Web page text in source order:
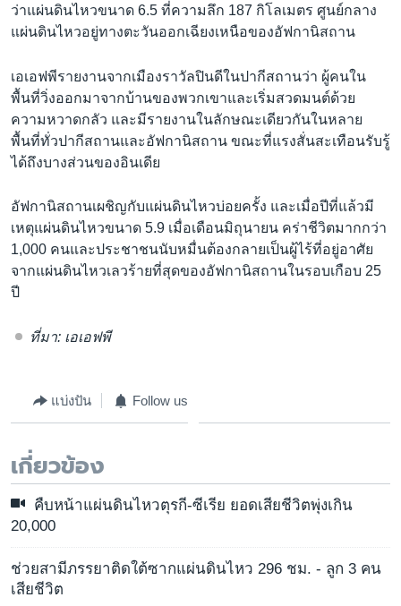
ว่าแผ่นดินไหวขนาด 6.5 ที่ความลึก 187 กิโลเมตร ศูนย์กลาง
แผ่นดินไหวอยู่ทางตะวันออกเฉียงเหนือของอัฟกานิสถาน
เอเอฟพีรายงานจากเมืองราวัลปินดีในปากีสถานว่า ผู้คนใน
พื้นที่วิ่งออกมาจากบ้านของพวกเขาและเริ่มสวดมนต์ด้วย
ความหวาดกลัว และมีรายงานในลักษณะเดียวกันในหลาย
พื้นที่ทั่วปากีสถานและอัฟกานิสถาน ขณะที่แรงสั่นสะเทือนรับรู้
ได้ถึงบางส่วนของอินเดีย
อัฟกานิสถานเผชิญกับแผ่นดินไหวบ่อยครั้ง และเมื่อปีที่แล้วมี
เหตุแผ่นดินไหวขนาด 5.9 เมื่อเดือนมิถุนายน คร่าชีวิตมากกว่า
1,000 คนและประชาชนนับหมื่นต้องกลายเป็นผู้ไร้ที่อยู่อาศัย
จากแผ่นดินไหวเลวร้ายที่สุดของอัฟกานิสถานในรอบเกือบ 25
ปี
ที่มา: เอเอฟพี
แบ่งปัน Follow us
เกี่ยวข้อง
คืบหน้าแผ่นดินไหวตุรกี-ซีเรีย ยอดเสียชีวิตพุ่งเกิน
20,000
ช่วยสามีภรรยาติดใต้ซากแผ่นดินไหว 296 ชม. - ลูก 3 คน
เสียชีวิต